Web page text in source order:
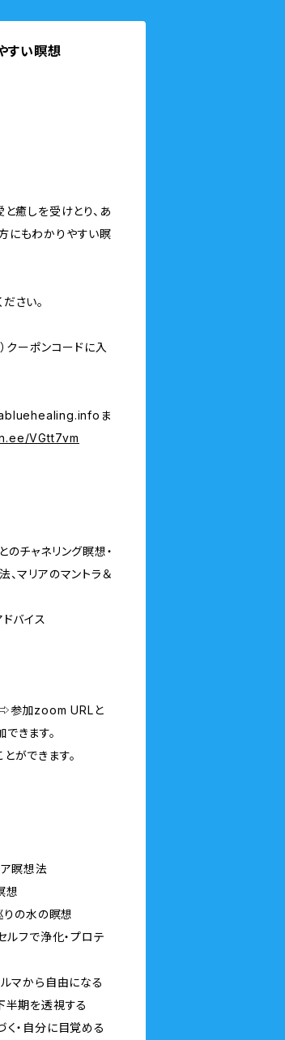
すい瞑想
と癒しを受けとり、あ
にもわかりやすい瞑
さい。
ーポンコードに入
ま
VGtt7vm
のチャネリング瞑想・
、マリアのマントラ＆
バイス
⇨参加zoom URLと
きます。
ができます。
瞑想法
想
りの水の瞑想
フで浄化・プロテ
マから自由になる
半期を透視する
・自分に目覚める